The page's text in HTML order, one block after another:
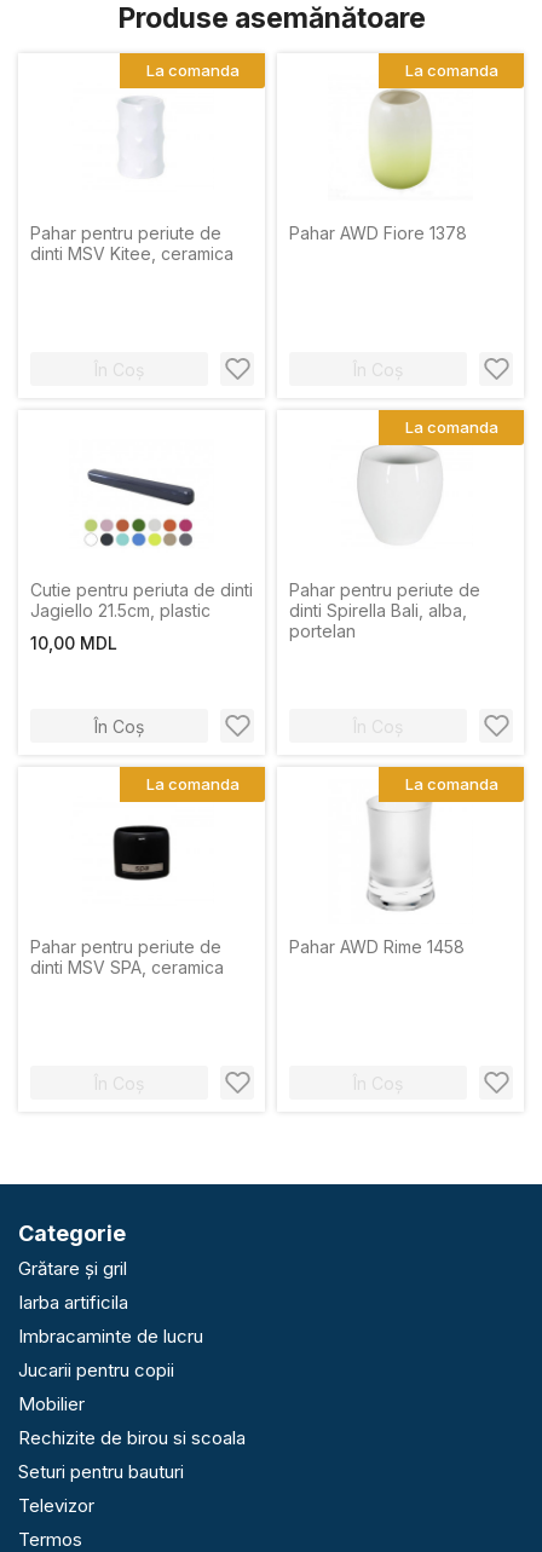
Produse asemănătoare
Pahar pentru periute de
dinti MSV Kitee, ceramica
În Coș
La comanda
Pahar AWD Fiore 1378
În Coș
La comanda
Cutie pentru periuta de dinti
Jagiello 21.5cm, plastic
10,00 MDL
În Coș
Pahar pentru periute de
dinti Spirella Bali, alba,
portelan
În Coș
La comanda
Pahar pentru periute de
dinti MSV SPA, ceramica
În Coș
La comanda
Pahar AWD Rime 1458
În Coș
La comanda
Categorie
Grătare și gril
Iarba artificila
Imbracaminte de lucru
Jucarii pentru copii
Mobilier
Rechizite de birou si scoala
Seturi pentru bauturi
Televizor
Termos